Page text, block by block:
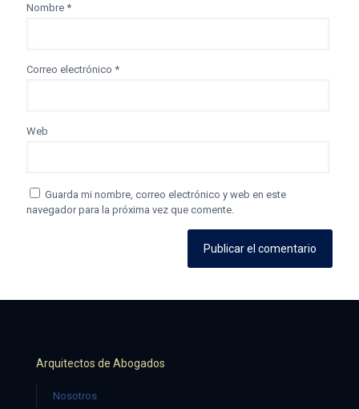
Nombre *
Correo electrónico *
Web
Guarda mi nombre, correo electrónico y web en este
navegador para la próxima vez que comente.
Arquitectos de Abogados
Nosotros